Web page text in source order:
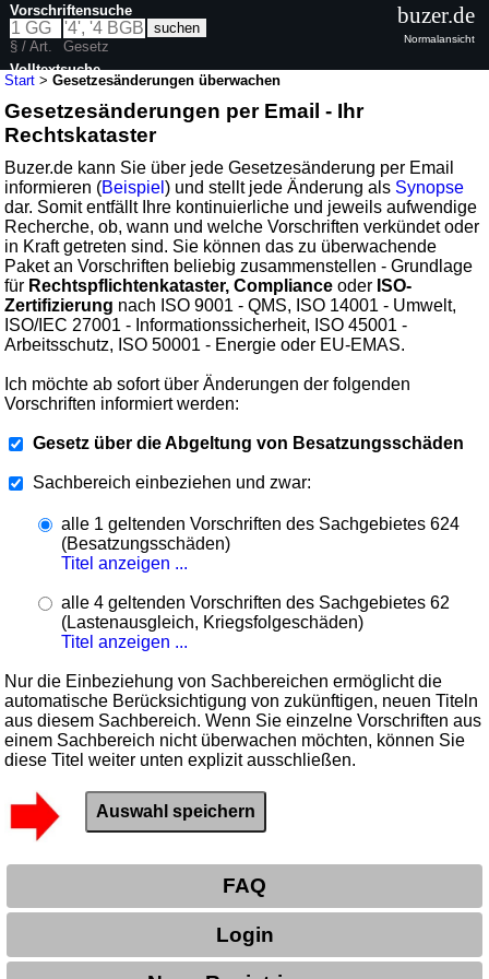
Start >Gesetzesänderungen überwachen
Gesetzesänderungen per Email - Ihr
Rechtskataster
Buzer.de kann Sie über jede Gesetzesänderung per Email
informieren (Beispiel) und stellt jede Änderung als Synopse
dar. Somit entfällt Ihre kontinuierliche und jeweils aufwendige
Recherche, ob, wann und welche Vorschriften verkündet oder
in Kraft getreten sind. Sie können das zu überwachende
Paket an Vorschriften beliebig zusammenstellen - Grundlage
für Rechtspflichtenkataster, Compliance oder ISO-
Zertifizierung nach ISO 9001 - QMS, ISO 14001 - Umwelt,
ISO/IEC 27001 - Informationssicherheit, ISO 45001 -
Arbeitsschutz, ISO 50001 - Energie oder EU-EMAS.
Ich möchte ab sofort über Änderungen der folgenden
Vorschriften informiert werden:
Gesetz über die Abgeltung von Besatzungsschäden
Sachbereich einbeziehen und zwar:
alle 1 geltenden Vorschriften des Sachgebietes 624
(Besatzungsschäden)
Titel anzeigen ...
alle 4 geltenden Vorschriften des Sachgebietes 62
(Lastenausgleich, Kriegsfolgeschäden)
Titel anzeigen ...
Nur die Einbeziehung von Sachbereichen ermöglicht die
automatische Berücksichtigung von zukünftigen, neuen Titeln
aus diesem Sachbereich. Wenn Sie einzelne Vorschriften aus
einem Sachbereich nicht überwachen möchten, können Sie
diese Titel weiter unten explizit ausschließen.
FAQ
Login
Vorschriftensuche
§ / Art.
Gesetz
Volltextsuche
buzer.de
Normalansicht